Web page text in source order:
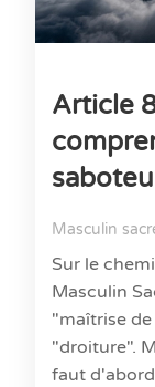
Article
Masculin
Sur le
Masculin
"maîtrise
"droiture".
faut